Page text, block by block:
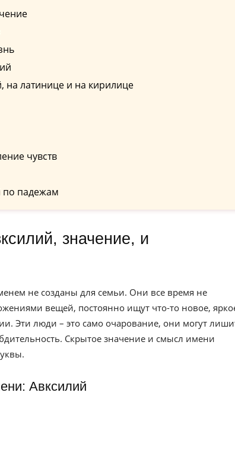
на латинице и на кирилице
чувств
по падежам
не созданы для семьи. Они все время не
вещей, постоянно ищут что-то новое,
Эти люди – это само очарование, они могут
Скрытое значение и смысл имени
Авксилий